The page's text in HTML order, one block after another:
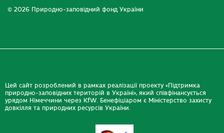
© 2026 Природно-заповідний фонд України
Цей сайт розроблений в рамках реалізації проекту «Підтримка
природно-заповідних територій в Україні», який співфінансується
урядом Німеччини через KfW. Бенефіціаром є Міністерство захисту
довкілля та природних ресурсів України.